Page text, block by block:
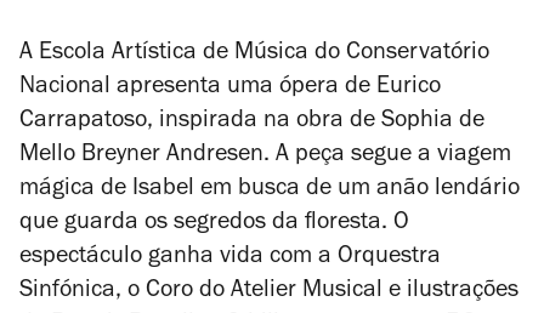
A Escola Artística de Música do Conservatório
Nacional apresenta uma ópera de Eurico
Carrapatoso, inspirada na obra de Sophia de
Mello Breyner Andresen. A peça segue a viagem
mágica de Isabel em busca de um anão lendário
que guarda os segredos da floresta. O
espectáculo ganha vida com a Orquestra
Sinfónica, o Coro do Atelier Musical e ilustrações